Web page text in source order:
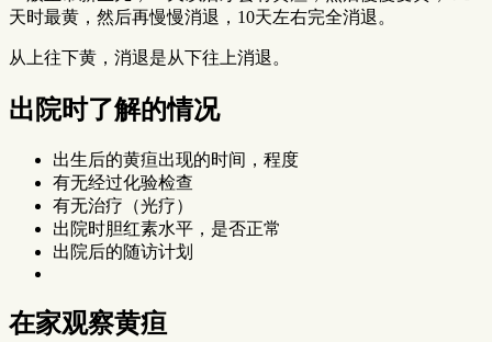
天时最黄，然后再慢慢消退，10天左右完全消退。
从上往下黄，消退是从下往上消退。
出院时了解的情况
出生后的黄疸出现的时间，程度
有无经过化验检查
有无治疗（光疗）
出院时胆红素水平，是否正常
出院后的随访计划
在家观察黄疸